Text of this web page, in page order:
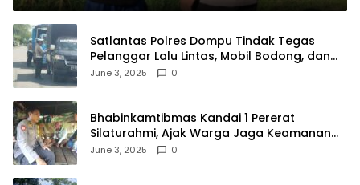
Satlantas Polres Dompu Tindak Tegas
Pelanggar Lalu Lintas, Mobil Bodong, dan
Kendaraan Tak Bayar Pajak
June 3, 2025 0
Bhabinkamtibmas Kandai 1 Pererat
Silaturahmi, Ajak Warga Jaga Keamanan
Lingkungan
June 3, 2025 0